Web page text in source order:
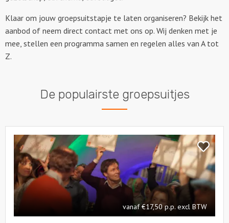
Klaar om jouw groepsuitstapje te laten organiseren? Bekijk het
aanbod of neem direct contact met ons op. Wij denken met je
mee, stellen een programma samen en regelen alles van A tot
Z.
De populairste groepsuitjes
Bekijk
Pubquiz
vanaf €17,50 p.p. excl BTW
Bekijk
Pubquiz